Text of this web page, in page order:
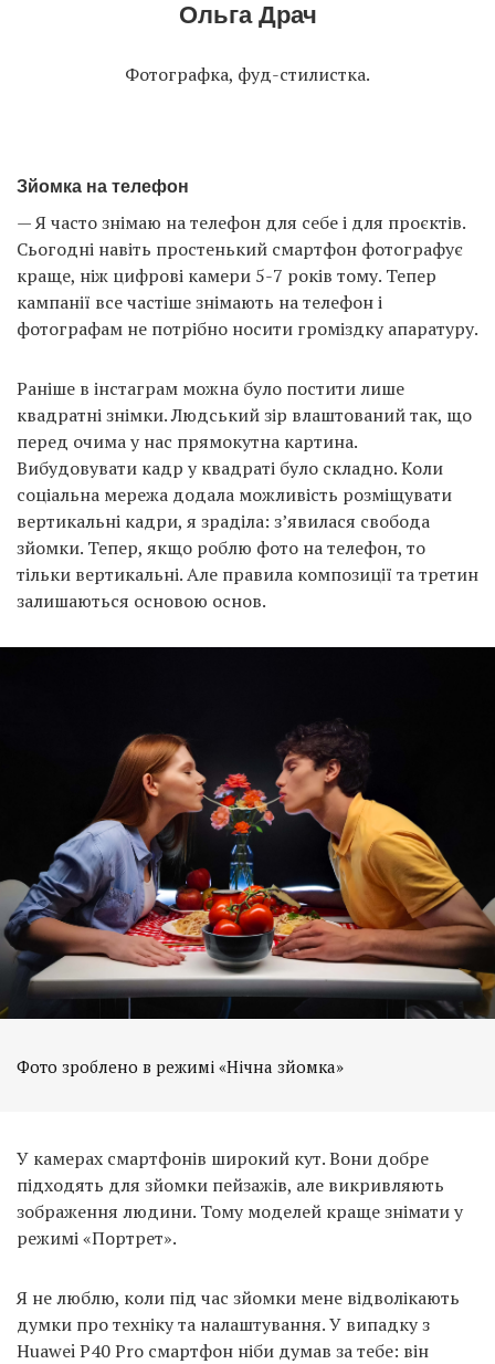
Ольга Драч
Фотографка, фуд-стилистка.
Зйомка на телефон
— Я часто знімаю на телефон для себе і для проєктів.
Сьогодні навіть простенький смартфон фотографує
краще, ніж цифрові камери 5-7 років тому. Тепер
кампанії все частіше знімають на телефон і
фотографам не потрібно носити громіздку апаратуру.
Раніше в інстаграм можна було постити лише
квадратні знімки. Людський зір влаштований так, що
перед очима у нас прямокутна картина.
Вибудовувати кадр у квадраті було складно. Коли
соціальна мережа додала можливість розміщувати
вертикальні кадри, я зраділа: з’явилася свобода
зйомки. Тепер, якщо роблю фото на телефон, то
тільки вертикальні. Але правила композиції та третин
залишаються основою основ.
Фото зроблено в режимі «Нічна зйомка»
У камерах смартфонів широкий кут. Вони добре
підходять для зйомки пейзажів, але викривляють
зображення людини. Тому моделей краще знімати у
режимі «Портрет».
Я не люблю, коли під час зйомки мене відволікають
думки про техніку та налаштування. У випадку з
Huawei P40 Pro смартфон ніби думав за тебе: він